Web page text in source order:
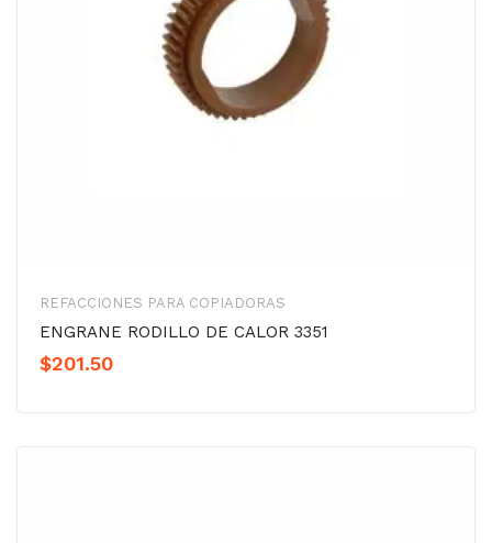
REFACCIONES PARA COPIADORAS
ENGRANE RODILLO DE CALOR 3351
$201.50